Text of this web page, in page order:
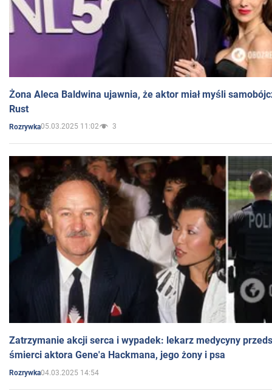
Żona Aleca Baldwina ujawnia, że aktor miał myśli
Rust
Rozrywka05.03.2025 11:02 3
Zatrzymanie akcji serca i wypadek: lekarz medycyny
śmierci aktora Gene'a Hackmana, jego żony i psa
Rozrywka04.03.2025 14:54